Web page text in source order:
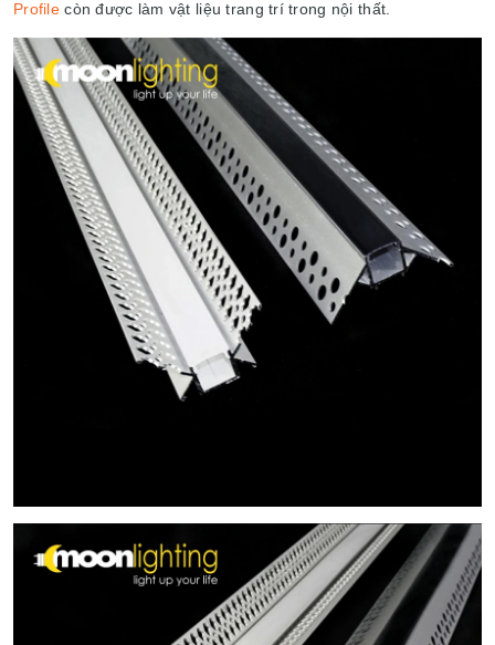
Profilecòn được làm vật liệu trang trí trong nội thất.